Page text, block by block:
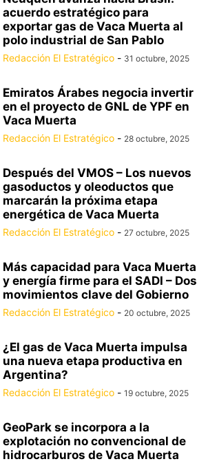
acuerdo estratégico para
exportar gas de Vaca Muerta al
polo industrial de San Pablo
Redacción El Estratégico - 31 octubre, 2025
Emiratos Árabes negocia invertir
en el proyecto de GNL de YPF en
Vaca Muerta
Redacción El Estratégico - 28 octubre, 2025
Después del VMOS – Los nuevos
gasoductos y oleoductos que
marcarán la próxima etapa
energética de Vaca Muerta
Redacción El Estratégico - 27 octubre, 2025
Más capacidad para Vaca Muerta
y energía firme para el SADI – Dos
movimientos clave del Gobierno
Redacción El Estratégico - 20 octubre, 2025
¿El gas de Vaca Muerta impulsa
una nueva etapa productiva en
Argentina?
Redacción El Estratégico - 19 octubre, 2025
GeoPark se incorpora a la
explotación no convencional de
hidrocarburos de Vaca Muerta